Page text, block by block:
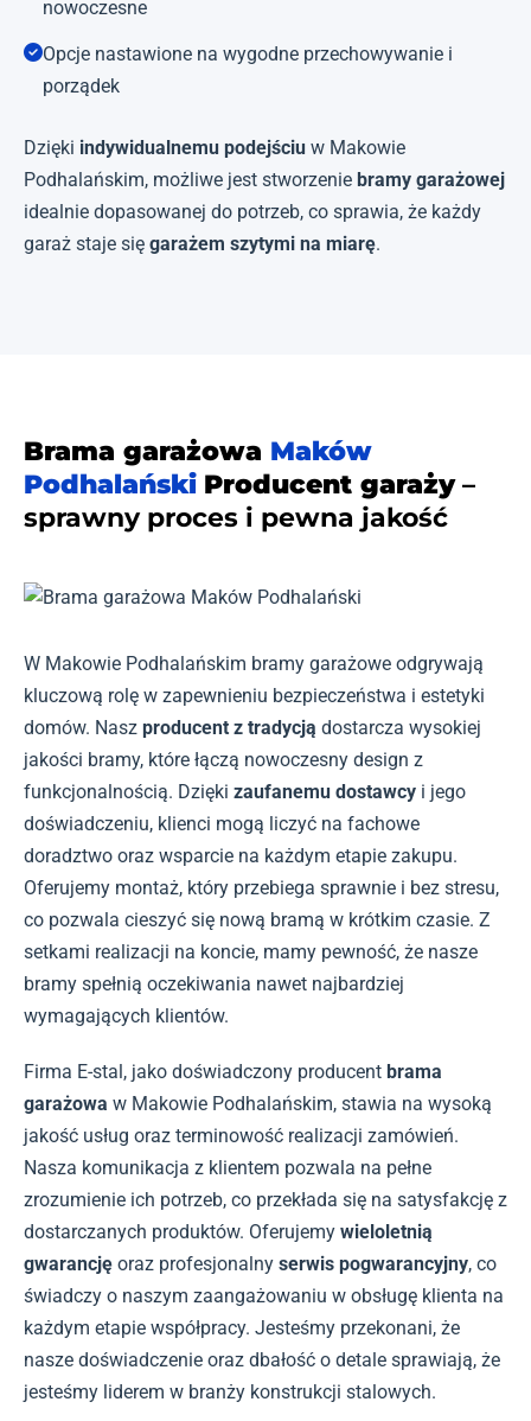
nowoczesne
Opcje nastawione na wygodne przechowywanie i
porządek
Dzięki indywidualnemu podejściu w Makowie
Podhalańskim, możliwe jest stworzenie bramy garażowej
idealnie dopasowanej do potrzeb, co sprawia, że każdy
garaż staje się garażem szytymi na miarę.
Brama garażowa Maków
Podhalański Producent garaży–
sprawny proces i pewna jakość
W Makowie Podhalańskim bramy garażowe odgrywają
kluczową rolę w zapewnieniu bezpieczeństwa i estetyki
domów. Nasz producent z tradycją dostarcza wysokiej
jakości bramy, które łączą nowoczesny design z
funkcjonalnością. Dzięki zaufanemu dostawcy i jego
doświadczeniu, klienci mogą liczyć na fachowe
doradztwo oraz wsparcie na każdym etapie zakupu.
Oferujemy montaż, który przebiega sprawnie i bez stresu,
co pozwala cieszyć się nową bramą w krótkim czasie. Z
setkami realizacji na koncie, mamy pewność, że nasze
bramy spełnią oczekiwania nawet najbardziej
wymagających klientów.
Firma E-stal, jako doświadczony producent brama
garażowa w Makowie Podhalańskim, stawia na wysoką
jakość usług oraz terminowość realizacji zamówień.
Nasza komunikacja z klientem pozwala na pełne
zrozumienie ich potrzeb, co przekłada się na satysfakcję z
dostarczanych produktów. Oferujemy wieloletnią
gwarancję oraz profesjonalny serwis pogwarancyjny, co
świadczy o naszym zaangażowaniu w obsługę klienta na
każdym etapie współpracy. Jesteśmy przekonani, że
nasze doświadczenie oraz dbałość o detale sprawiają, że
jesteśmy liderem w branży konstrukcji stalowych.